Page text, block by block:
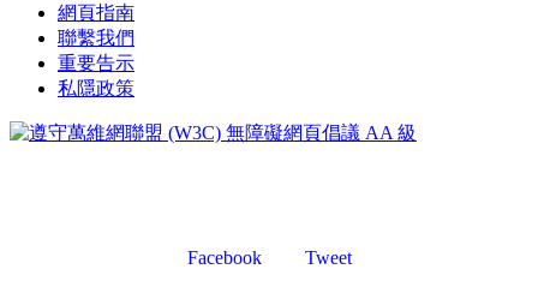
網頁指南
聯繫我們
重要告示
私隱政策
Facebook Tweet